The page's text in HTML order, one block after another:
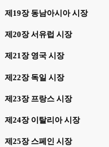
제19장 동남아시아 시장
제20장 서유럽 시장
제21장 영국 시장
제22장 독일 시장
제23장 프랑스 시장
제24장 이탈리아 시장
제25장 스페인 시장